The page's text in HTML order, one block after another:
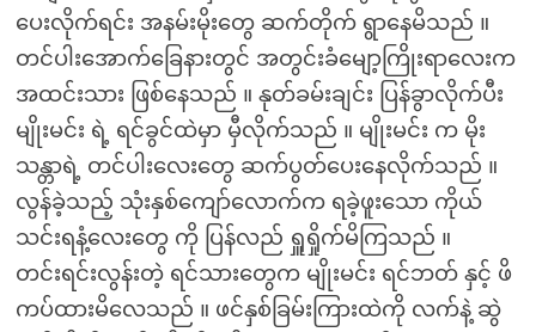
ပေးလိုက်ရင်း အနမ်းမိုးတွေ ဆက်တိုက် ရွာနေမိသည် ။
တင်ပါးအောက်ခြေနားတွင် အတွင်းခံမျော့ကြိုးရာလေးက
အထင်းသား ဖြစ်နေသည် ။ နုတ်ခမ်းချင်း ပြန်ခွာလိုက်ပီး
မျိုးမင်း ရဲ့ ရင်ခွင်ထဲမှာ မှီလိုက်သည် ။ မျိုးမင်း က မိုး
သန္တာရဲ့ တင်ပါးလေးတွေ ဆက်ပွတ်ပေးနေလိုက်သည် ။
လွန်ခဲ့သည့် သုံးနှစ်ကျော်လောက်က ရခဲ့ဖူးသော ကိုယ်
သင်းရနံ့လေးတွေ ကို ပြန်လည် ရှူရှိုက်မိကြသည် ။
တင်းရင်းလွန်းတဲ့ ရင်သားတွေက မျိုးမင်း ရင်ဘတ် နှင့် ဖိ
ကပ်ထားမိလေသည် ။ ဖင်နှစ်ခြမ်းကြားထဲကို လက်နဲ့ ဆွဲ